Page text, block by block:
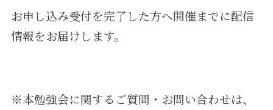
お申し込み受付を完了した方へ開催までに配信
情報をお届けします。
※本勉強会に関するご質問・お問い合わせは、